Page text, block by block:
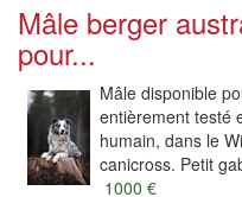
Mâle berger
pour...
Mâle disponible
entièrement testé
humain, dans le
canicross. Petit
1000 €